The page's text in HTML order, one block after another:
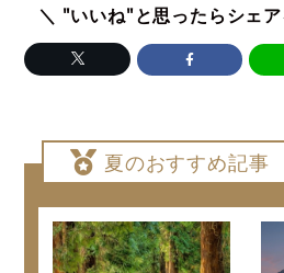
＼ "いいね"と思ったらシェ
夏のおすすめ記事